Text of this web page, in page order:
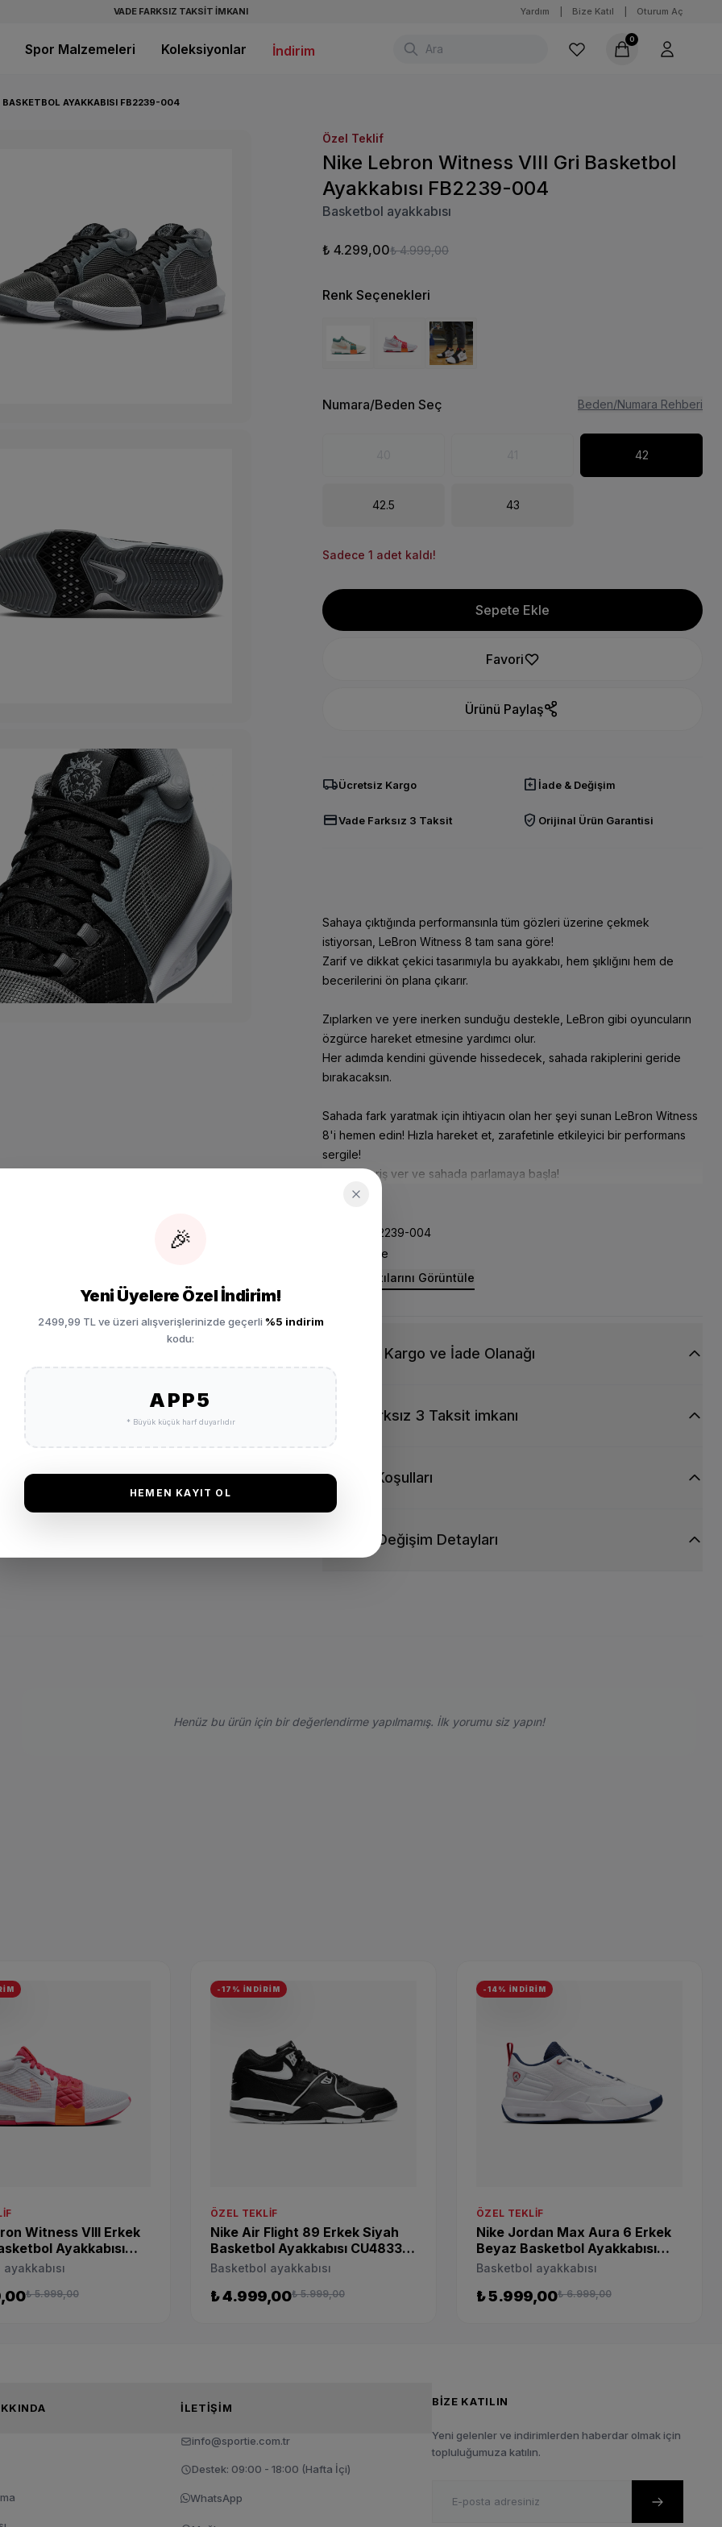
VADE FARKSIZ TAKSİT İMKANI Yardım Bize Katıl Oturum Aç
Spor Malzemeleri Koleksiyonlar İndirim
0
BASKETBOL AYAKKABISI FB2239-004
Özel Teklif
Nike Lebron Witness VIII Gri Basketbol
Ayakkabısı FB2239-004
Basketbol ayakkabısı
₺ 4.299,00₺ 4.999,00
Renk Seçenekleri
Numara/Beden Seç Beden/Numara Rehberi
42
42.5 43
Sadece 1 adet kaldı!
Sepete Ekle
Favori
Ürünü Paylaş
local_shippingÜcretsiz Kargo assignment_return İade & Değişim
credit_cardVade Farksız 3 Taksit verified_user Orijinal Ürün Garantisi
Sahaya çıktığında performansınla tüm gözleri üzerine çekmek
istiyorsan, LeBron Witness 8 tam sana göre!
Zarif ve dikkat çekici tasarımıyla bu ayakkabı, hem şıklığını hem de
becerilerini ön plana çıkarır.
Zıplarken ve yere inerken sunduğu destekle, LeBron gibi oyuncuların
özgürce hareket etmesine yardımcı olur.
Her adımda kendini güvende hissedecek, sahada rakiplerini geride
bırakacaksın.
Sahada fark yaratmak için ihtiyacın olan her şeyi sunan LeBron Witness
8'i hemen edin! Hızla hareket et, zarafetinle etkileyici bir performans
sergile!
Şimdi sipariş ver ve sahada parlamaya başla!
FB2239-004
Nike
Ürün Ayrıntılarını Görüntüle
Ücretsiz Kargo ve İade Olanağı
Vade Farksız 3 Taksit imkanı
Garanti Koşulları
İade ve Değişim Detayları
Basketbol
Henüz bu ürün için bir değerlendirme yapılmamış. İlk yorumu siz yapın!
Witness VIII Erkek
Ayakkabısı
₺ 5.999,00
-17% İNDİRİM
ÖZEL TEKLIF
Nike Air Flight 89 Erkek Siyah
Basketbol Ayakkabısı CU4833-
015
Basketbol ayakkabısı
₺ 4.999,00₺ 5.999,00
-14% İNDİRİM
ÖZEL TEKLIF
Nike Jordan Max Aura 6 Erkek
Beyaz Basketbol Ayakkabısı
FQ8298-100
Basketbol ayakkabısı
₺ 5.999,00₺ 6.999,00
HAKKINDA İLETIŞIM
info@sportie.com.tr
Destek: 09:00 - 18:00 (Hafta İçi)
WhatsApp
BIZE KATILIN
Yeni gelenler ve indirimlerden haberdar olmak için
topluluğumuza katılın.
🎉
Yeni Üyelere Özel İndirim!
2499,99 TL ve üzeri alışverişlerinizde geçerli %5 indirim
kodu:
APP5
* Büyük küçük harf duyarlıdır
HEMEN KAYIT OL